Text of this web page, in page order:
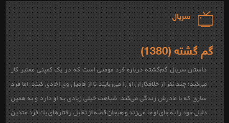
سریال
گم گشته (1380)
داستان سریال گم‌گشته درباره فرد مومنی است كه در یک کمپنی معتبر كار
می‌كند؛ چند نفر از خلافكاران او را می‌ربایند تا از فامیل وی اخاذی كنند؛ اما فرد
سارق كه با مادرش زندگی می‌كند، شباهت خيلی زيادی به او دارد و به همين
دليل خود را به جای او جا می‌زند و هيجان قصه از تقابل رفتارهای يك فرد متدين